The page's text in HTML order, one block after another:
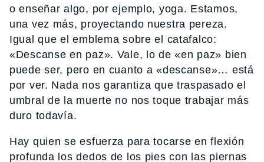
o enseñar algo, por ejemplo, yoga. Estamos,
una vez más, proyectando nuestra pereza.
Igual que el emblema sobre el catafalco:
«Descanse en paz». Vale, lo de «en paz» bien
puede ser, pero en cuanto a «descanse»… está
por ver. Nada nos garantiza que traspasado el
umbral de la muerte no nos toque trabajar más
duro todavía.
Hay quien se esfuerza para tocarse en flexión
profunda los dedos de los pies con las piernas